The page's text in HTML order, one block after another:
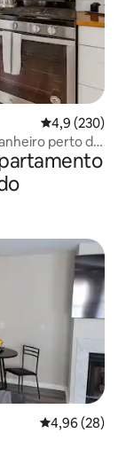
4,9 de uma
4,9 (230)
perto de
4,96 de uma
4,96 (28)